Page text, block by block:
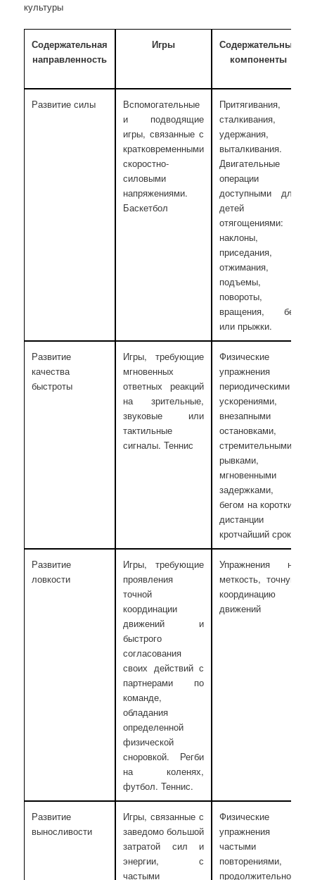
культуры
Содержательная
направленность
Игры
Содержательные
компоненты
Развитие силы
Вспомогательные
и подводящие
игры, связанные с
кратковременными
скоростно-
силовыми
напряжениями.
Баскетбол
Притягивания,
сталкивания,
удержания,
выталкивания.
Двигательные
операции с
доступными для
детей
отягощениями:
наклоны,
приседания,
отжимания,
подъемы,
повороты,
вращения, бег
или прыжки.
Развитие
качества
быстроты
Игры, требующие
мгновенных
ответных реакций
на зрительные,
звуковые или
тактильные
сигналы. Теннис
Физические
упражнения с
периодическими
ускорениями,
внезапными
остановками,
стремительными
рывками,
мгновенными
задержками,
бегом на короткие
дистанции в
кротчайший срок
Развитие
ловкости
Игры, требующие
проявления
точной
координации
движений и
быстрого
согласования
своих действий с
партнерами по
команде,
обладания
определенной
физической
сноровкой. Регби
на коленях,
футбол. Теннис.
Упражнения на
меткость, точную
координацию
движений
Развитие
выносливости
Игры, связанные с
заведомо большой
затратой сил и
энергии, с
частыми
Физические
упражнения с
частыми
повторениями, с
продолжительной